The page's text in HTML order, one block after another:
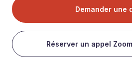
Demander une
Réserver un appel